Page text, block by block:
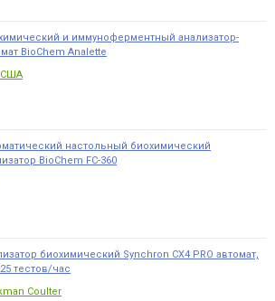
и иммуноферментный анализатор-
BioChem Analette
США
настольный биохимический
BioChem FC-360
биохимический Synchron CX4 PRO автомат,
тестов/час
Coulter